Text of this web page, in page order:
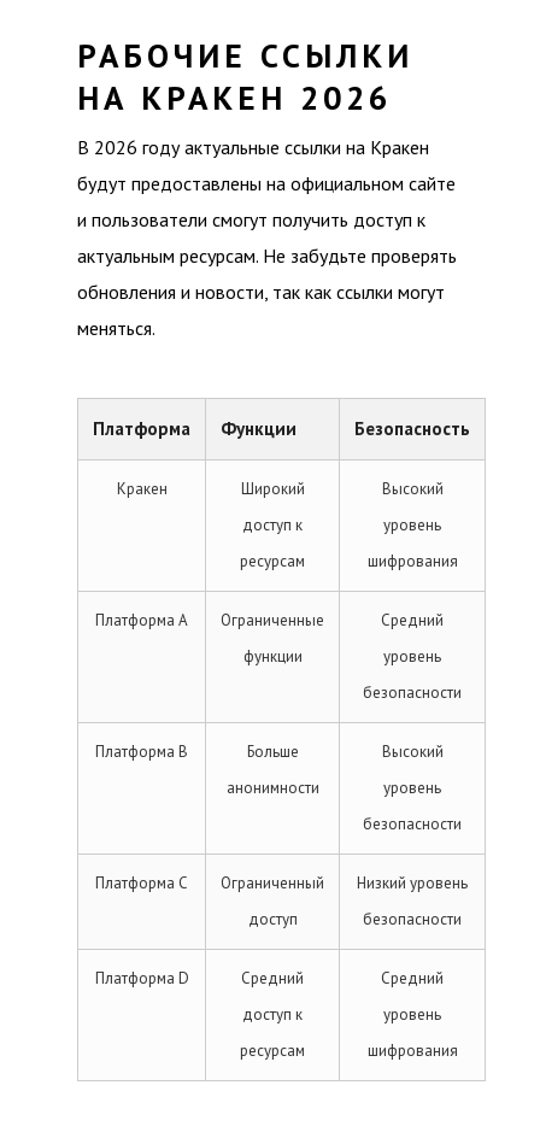
РАБОЧИЕ ССЫЛКИ
НА КРАКЕН 2026
В 2026 году актуальные ссылки на Кракен
будут предоставлены на официальном сайте
и пользователи смогут получить доступ к
актуальным ресурсам. Не забудьте проверять
обновления и новости, так как ссылки могут
меняться.
Платформа Функции Безопасность
Кракен
Широкий
доступ к
ресурсам
Высокий
уровень
шифрования
Платформа A
Ограниченные
функции
Средний
уровень
безопасности
Платформа B
Больше
анонимности
Высокий
уровень
безопасности
Платформа C
Ограниченный
доступ
Низкий уровень
безопасности
Платформа D
Средний
доступ к
ресурсам
Средний
уровень
шифрования